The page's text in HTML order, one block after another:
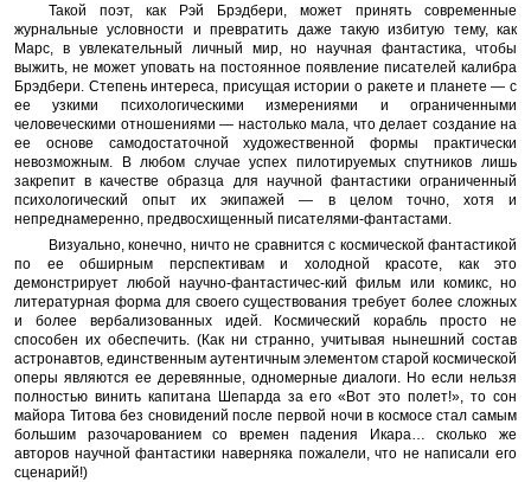
Такой поэт, как Рэй Брэдбери, может принять современные
журнальные условности и превратить даже такую избитую тему, как
Марс, в увлекательный личный мир, но научная фантастика, чтобы
выжить, не может уповать на постоянное появление писателей калибра
Брэдбери. Степень интереса, присущая истории о ракете и планете — с
ее узкими психологическими измерениями и ограниченными
человеческими отношениями — настолько мала, что делает создание на
ее основе самодостаточной художественной формы практически
невозможным. В любом случае успех пилотируемых спутников лишь
закрепит в качестве образца для научной фантастики ограниченный
психологический опыт их экипажей — в целом точно, хотя и
непреднамеренно, предвосхищенный писателями-фантастами.
Визуально, конечно, ничто не сравнится с космической фантастикой
по ее обширным перспективам и холодной красоте, как это
демонстрирует любой научно-фантастичес-кий фильм или комикс, но
литературная форма для своего существования требует более сложных
и более вербализованных идей. Космический корабль просто не
способен их обеспечить. (Как ни странно, учитывая нынешний состав
астронавтов, единственным аутентичным элементом старой космической
оперы являются ее деревянные, одномерные диалоги. Но если нельзя
полностью винить капитана Шепарда за его «Вот это полет!», то сон
майора Титова без сновидений после первой ночи в космосе стал самым
большим разочарованием со времен падения Икара… сколько же
авторов научной фантастики наверняка пожалели, что не написали его
сценарий!)